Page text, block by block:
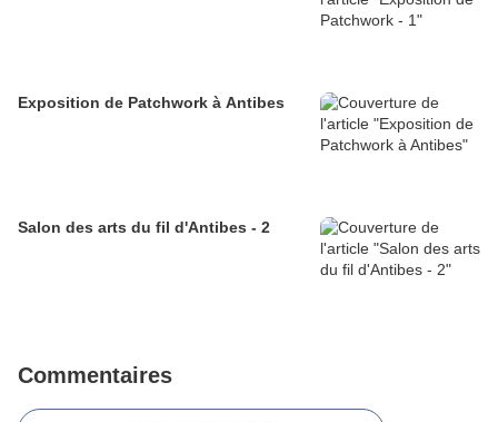
Exposition de Patchwork à Antibes
Salon des arts du fil d'Antibes - 2
Commentaires